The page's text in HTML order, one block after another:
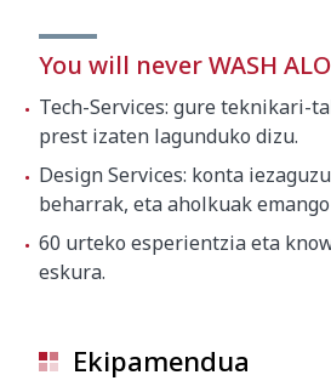
You will never WASH
Tech-Services: gure teknikari-
prest izaten lagunduko dizu.
Design Services: konta
beharrak, eta aholkuak
60 urteko esperientzia eta
eskura.
Ekipamendua